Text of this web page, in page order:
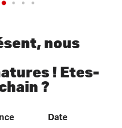
nous
! Etes-
?
Date